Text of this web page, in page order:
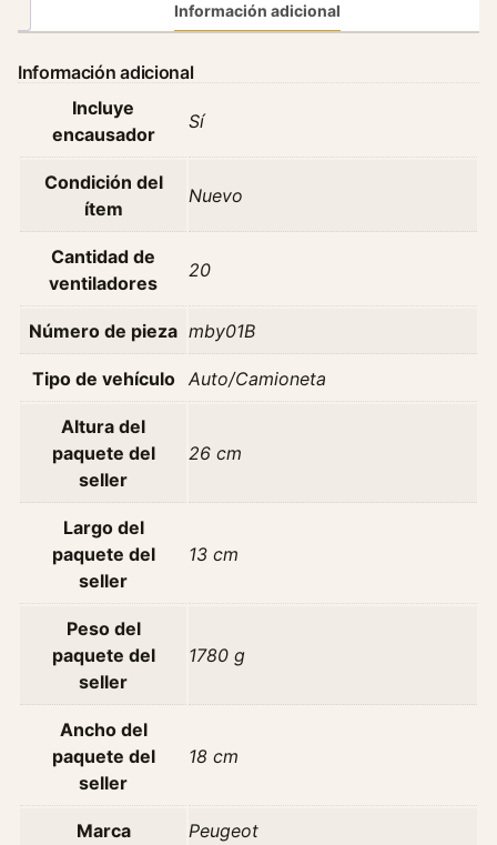
e
t
a
g
o
i
Información adicional
Información adicional
Incluye
encausador
Sí
Condición del
ítem
Nuevo
Cantidad de
ventiladores
20
Número de pieza mby01B
Tipo de vehículo Auto/Camioneta
Altura del
paquete del
seller
26 cm
Largo del
paquete del
seller
13 cm
Peso del
paquete del
seller
1780 g
Ancho del
paquete del
seller
18 cm
Marca Peugeot